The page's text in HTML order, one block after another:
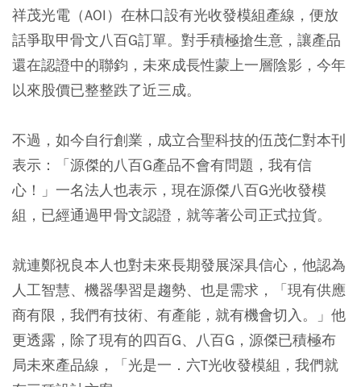
祥茂光電（AOI）在林口設有光收發模組產線，便放
話爭取甲骨文八百G訂單。對手積極搶生意，讓產品
還在認證中的聯鈞，未來成長性蒙上一層陰影，今年
以來股價已整整跌了近三成。
不過，如今自行創業，成立合聖科技的伍茂仁對本刊
表示：「源傑的八百G產品不會有問題，我有信
心！」一名法人也表示，現在源傑八百G光收發模
組，已經通過甲骨文認證，就等著公司正式拉貨。
就連鄭祝良本人也對未來長期發展深具信心，他認為
人工智慧、機器學習是趨勢、也是需求，「現有供應
商有限，我們有技術、有產能，就有機會切入。」他
更透露，除了現有的四百G、八百G，源傑已積極布
局未來產品線，「光是一．六T光收發模組，我們就